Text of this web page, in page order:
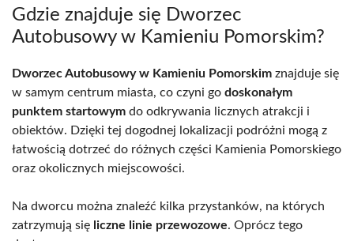
Gdzie znajduje się Dworzec
Autobusowy w Kamieniu Pomorskim?
Dworzec Autobusowy w Kamieniu Pomorskim znajduje się
w samym centrum miasta, co czyni go doskonałym
punktem startowym do odkrywania licznych atrakcji i
obiektów. Dzięki tej dogodnej lokalizacji podróżni mogą z
łatwością dotrzeć do różnych części Kamienia Pomorskiego
oraz okolicznych miejscowości.
Na dworcu można znaleźć kilka przystanków, na których
zatrzymują się liczne linie przewozowe. Oprócz tego